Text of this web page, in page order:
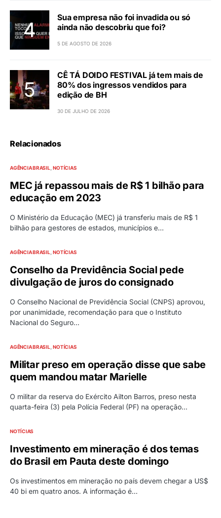
Sua empresa não foi invadida ou só
ainda não descobriu que foi?
5 DE AGOSTO DE 2026
CÊ TÁ DOIDO FESTIVAL já tem mais de
80% dos ingressos vendidos para
edição de BH
30 DE JULHO DE 2026
Relacionados
AGÊNCIA BRASIL NOTÍCIAS
MEC já repassou mais de R$ 1 bilhão para
educação em 2023
O Ministério da Educação (MEC) já transferiu mais de R$ 1
bilhão para gestores de estados, municípios e…
AGÊNCIA BRASIL NOTÍCIAS
Conselho da Previdência Social pede
divulgação de juros do consignado
O Conselho Nacional de Previdência Social (CNPS) aprovou,
por unanimidade, recomendação para que o Instituto
Nacional do Seguro…
AGÊNCIA BRASIL NOTÍCIAS
Militar preso em operação disse que sabe
quem mandou matar Marielle
O militar da reserva do Exército Ailton Barros, preso nesta
quarta-feira (3) pela Polícia Federal (PF) na operação…
NOTÍCIAS
Investimento em mineração é dos temas
do Brasil em Pauta deste domingo
Os investimentos em mineração no país devem chegar a US$
40 bi em quatro anos. A informação é…